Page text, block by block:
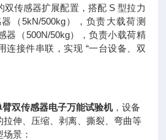
双传感器扩展配置，搭配 S 型拉力
（5kN/500kg），负责大载荷测
器（500N/50kg），负责小载荷精
连接件串联，实现 “一台设备、双
臂双传感器电子万能试验机，设备
拉伸、压缩、剥离、撕裂、弯曲等
景：